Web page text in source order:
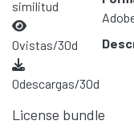
similitud
0vistas/30d
0descargas/30d
License bundle